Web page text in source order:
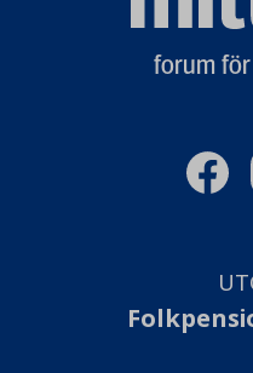
forum